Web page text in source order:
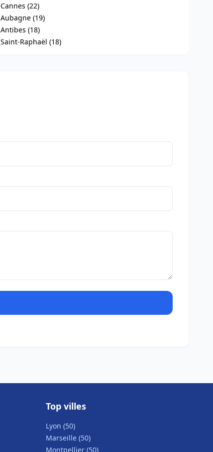
Cannes (22)
Aubagne (19)
Antibes (18)
Saint-Raphaël (18)
Top villes
Lyon (50)
Marseille (50)
Montpellier (50)